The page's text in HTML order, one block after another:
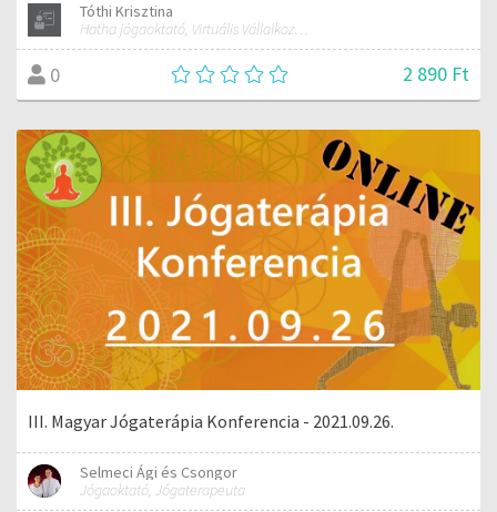
Tóthi Krisztina
Hatha jógaoktató, Virtuális Vállalkozási Asszisztens
0 2 890 Ft
III. Magyar Jógaterápia Konferencia - 2021.09.26.
Selmeci Ági és Csongor
Jógaoktató, Jógaterapeuta